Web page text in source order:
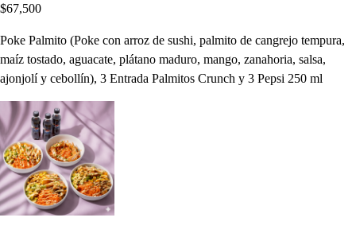
$67,500
Poke Palmito (Poke con arroz de sushi, palmito de cangrejo tempura,
maíz tostado, aguacate, plátano maduro, mango, zanahoria, salsa,
ajonjolí y cebollín), 3 Entrada Palmitos Crunch y 3 Pepsi 250 ml